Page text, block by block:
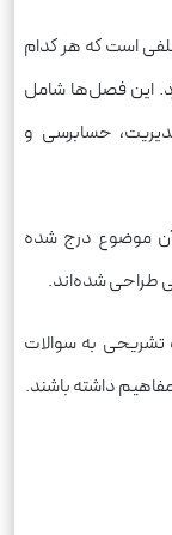
است که هر کدام
این فصل‌ها شامل
حسابرسی و
موضوع درج شده
طراحی شده‌اند.
به سوالات
داشته باشند.